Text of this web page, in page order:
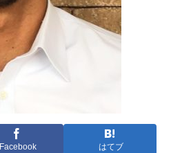
Facebook はてブ